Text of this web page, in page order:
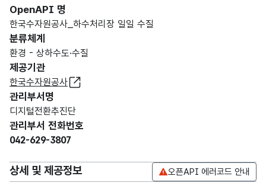
OpenAPI 명
한국수자원공사_하수처리장 일일 수질
분류체계
환경 - 상하수도·수질
제공기관
한국수자원공사
관리부서명
디지털전환추진단
관리부서 전화번호
042-629-3807
상세 및 제공정보 오픈API 에러코드 안내